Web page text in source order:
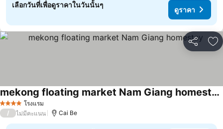
เลือกวันที่เพื่อดูราคาในวันนั้นๆ
ดูราคา
แชร์ เ
4 ดาว โรงแรม
mekong floating market Nam Giang homestay
ดูราคา
/ ไม่มีคะแนน Cai Be